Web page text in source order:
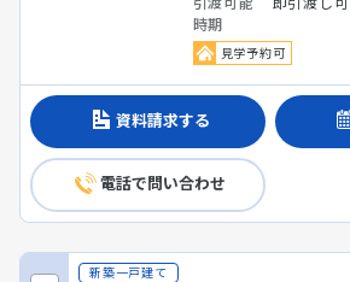
時期
見学予約可
資料請求する
電話で問い合わせ
新築一戸建て